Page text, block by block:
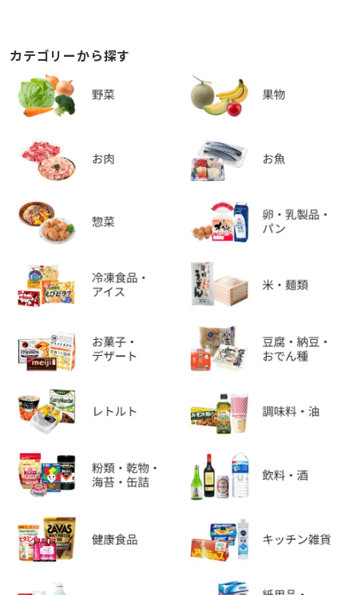
カテゴリーから探す